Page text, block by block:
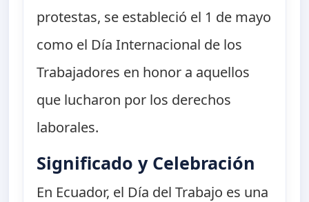
protestas, se estableció el 1 de mayo
como el Día Internacional de los
Trabajadores en honor a aquellos
que lucharon por los derechos
laborales.
Significado y Celebración
En Ecuador, el Día del Trabajo es una